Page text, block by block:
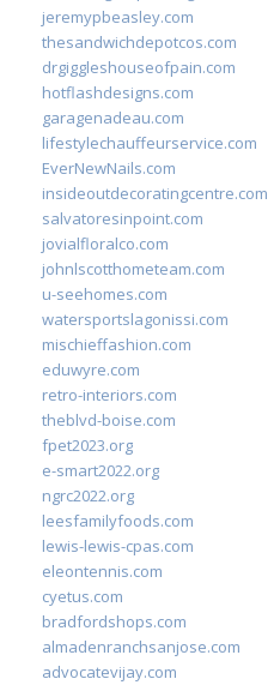
jeremypbeasley.com
thesandwichdepotcos.com
drgiggleshouseofpain.com
hotflashdesigns.com
garagenadeau.com
lifestylechauffeurservice.com
EverNewNails.com
insideoutdecoratingcentre.com
salvatoresinpoint.com
jovialfloralco.com
johnlscotthometeam.com
u-seehomes.com
watersportslagonissi.com
mischieffashion.com
eduwyre.com
retro-interiors.com
theblvd-boise.com
fpet2023.org
e-smart2022.org
ngrc2022.org
leesfamilyfoods.com
lewis-lewis-cpas.com
eleontennis.com
cyetus.com
bradfordshops.com
almadenranchsanjose.com
advocatevijay.com